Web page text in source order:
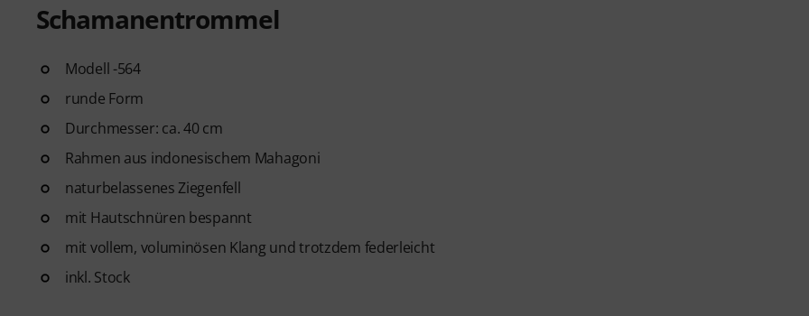
Schamanentrommel
Modell -564
runde Form
Durchmesser: ca. 40 cm
Rahmen aus indonesischem Mahagoni
naturbelassenes Ziegenfell
mit Hautschnüren bespannt
mit vollem, voluminösen Klang und trotzdem federleicht
inkl. Stock